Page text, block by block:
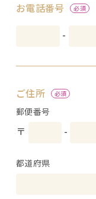
お電話番号
-
ご住所
郵便番号
〒 -
都道府県